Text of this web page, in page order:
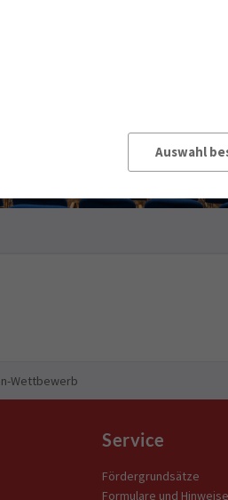
Wettbewerb
Service
Fördergrundsätze
Formulare und Hinweise
Auswahl